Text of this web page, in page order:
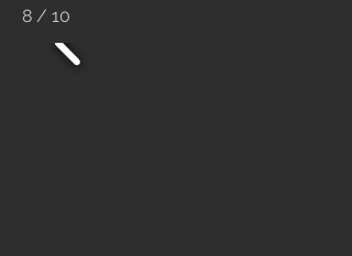
8 / 10